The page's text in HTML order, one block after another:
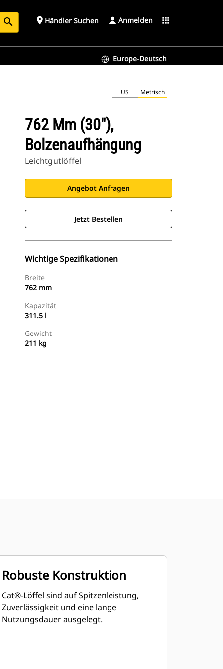
search place Händler Suchen Anmelden apps
Europe-Deutsch
US Metrisch
762 Mm (30″),
Bolzenaufhängung
Leichtgutlöffel
Angebot Anfragen
Jetzt Bestellen
Wichtige Spezifikationen
Breite
762 mm
Kapazität
311.5 l
Gewicht
211 kg
Robuste Konstruktion
Cat®-Löffel sind auf Spitzenleistung,
Zuverlässigkeit und eine lange
Nutzungsdauer ausgelegt.